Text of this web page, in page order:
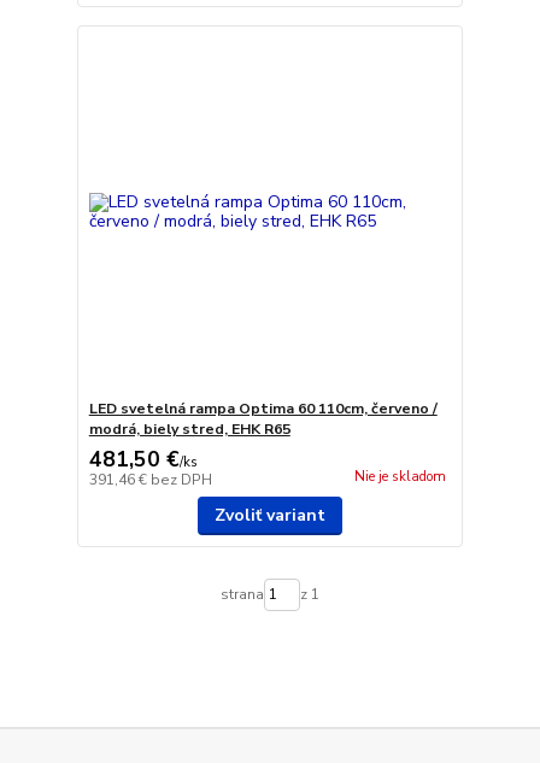
LED svetelná rampa Optima 60 110cm, červeno /
modrá, biely stred, EHK R65
481,50 €/ks
391,46 € bez DPH Nie je skladom
Zvoliť variant
strana z 1